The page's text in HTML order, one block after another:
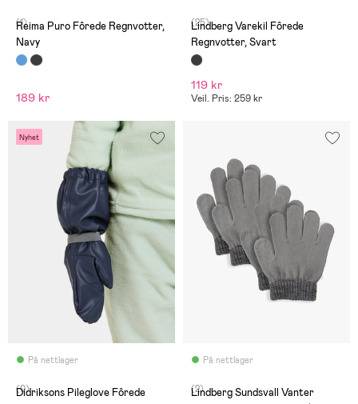
(1)
Reima Puro Fôrede Regnvotter,
Navy
189 kr
(25)
Lindberg Varekil Fôrede
Regnvotter, Svart
119 kr
Veil. Pris: 259 kr
Nyhet
På nettlager
(0)
Didriksons Pileglove Fôrede
På nettlager
(2)
Lindberg Sundsvall Vanter